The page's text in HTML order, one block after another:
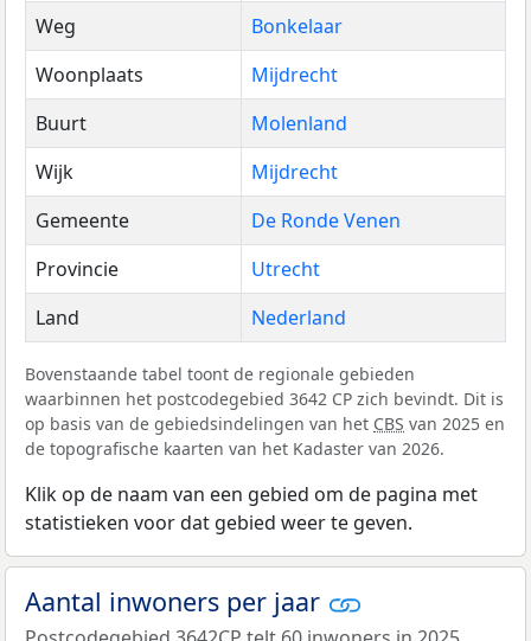
Weg
Bonkelaar
Woonplaats
Mijdrecht
Buurt
Molenland
Wijk
Mijdrecht
Gemeente
De Ronde Venen
Provincie
Utrecht
Land
Nederland
Bovenstaande tabel toont de regionale gebieden
waarbinnen het postcodegebied 3642 CP zich bevindt. Dit is
op basis van de gebiedsindelingen van het CBS van 2025 en
de topografische kaarten van het Kadaster van 2026.
Klik op de naam van een gebied om de pagina met
statistieken voor dat gebied weer te geven.
Aantal inwoners per jaar